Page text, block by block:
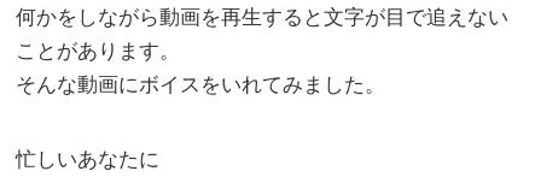
何かをしながら動画を再生すると文字が目で追えない
ことがあります。
そんな動画にボイスをいれてみました。
忙しいあなたに